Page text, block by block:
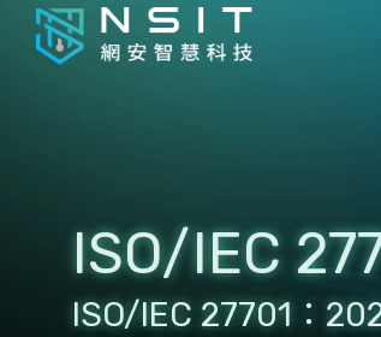
ISO/IEC
ISO/IEC 27701：